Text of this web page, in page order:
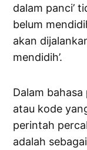
dalam panci’
belum
akan
mendidih’.
Dalam
atau kode
perintah
adalah